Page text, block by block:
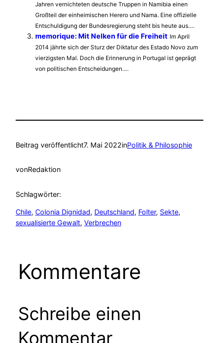
Jahren vernichteten deutsche Truppen in Namibia einen
Großteil der einheimischen Herero und Nama. Eine offizielle
Entschuldigung der Bundesregierung steht bis heute aus….
memorique: Mit Nelken für die Freiheit Im April
2014 jährte sich der Sturz der Diktatur des Estado Novo zum
vierzigsten Mal. Doch die Erinnerung in Portugal ist geprägt
von politischen Entscheidungen….
Beitrag veröffentlicht7. Mai 2022inPolitik & Philosophie
vonRedaktion
Schlagwörter:
Chile, Colonia Dignidad, Deutschland, Folter, Sekte
sexualisierte Gewalt, Verbrechen
Kommentare
Schreibe einen
Kommentar